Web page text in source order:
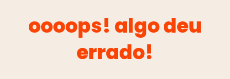
oooops! algo deu
errado!